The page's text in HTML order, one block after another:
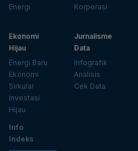
Energi
Korporasi
Ekonomi
Hijau
Energi Baru
Ekonomi
Sirkular
Investasi
Hijau
Jurnalisme
Data
Infografik
Analisis
Cek Data
Info
Indeks